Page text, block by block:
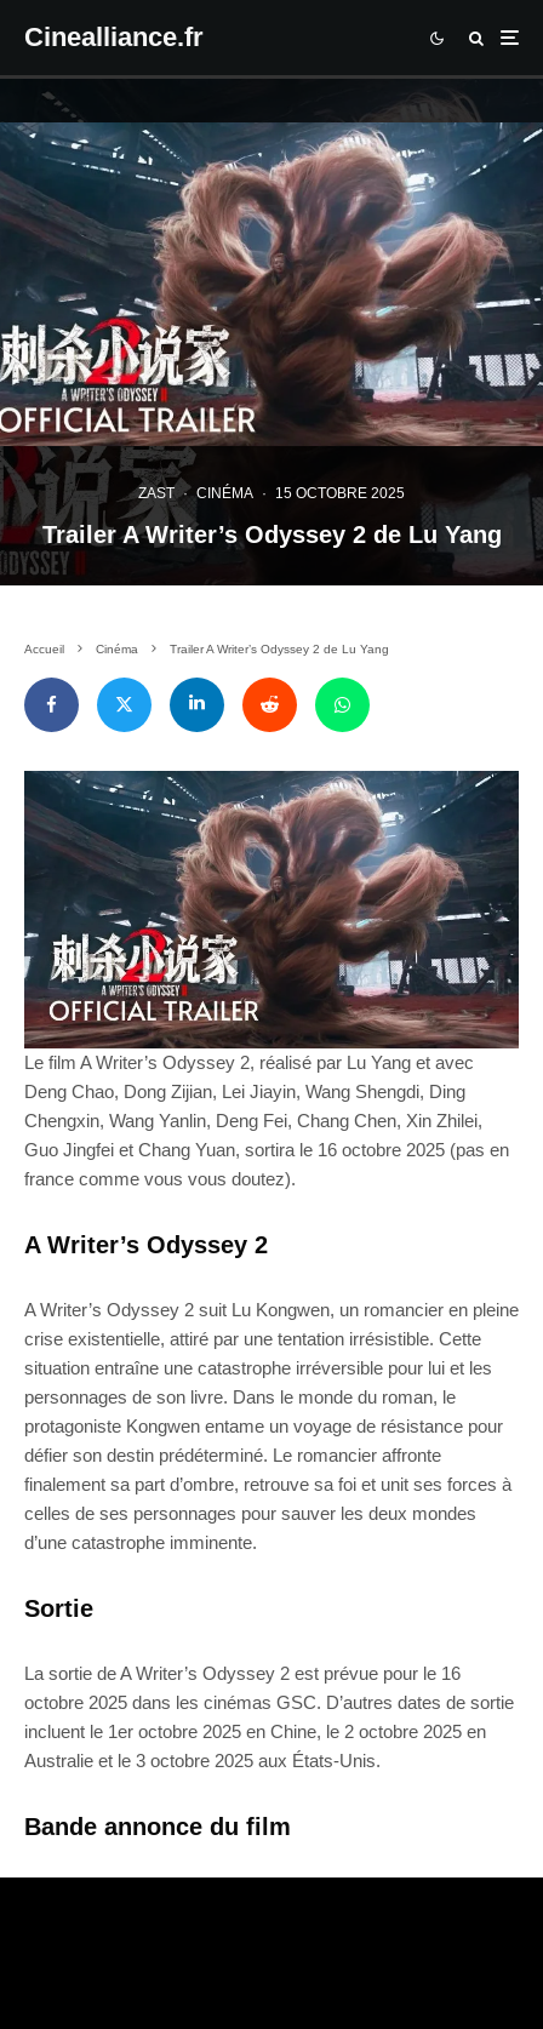
Cinealliance.fr
ZAST · CINÉMA · 15 OCTOBRE 2025
Trailer A Writer’s Odyssey 2 de Lu Yang
Accueil Cinéma Trailer A Writer’s Odyssey 2 de Lu Yang
Le film A Writer’s Odyssey 2, réalisé par Lu Yang et avec
Deng Chao, Dong Zijian, Lei Jiayin, Wang Shengdi, Ding
Chengxin, Wang Yanlin, Deng Fei, Chang Chen, Xin Zhilei,
Guo Jingfei et Chang Yuan, sortira le 16 octobre 2025 (pas en
france comme vous vous doutez).
A Writer’s Odyssey 2
A Writer’s Odyssey 2 suit Lu Kongwen, un romancier en pleine
crise existentielle, attiré par une tentation irrésistible. Cette
situation entraîne une catastrophe irréversible pour lui et les
personnages de son livre. Dans le monde du roman, le
protagoniste Kongwen entame un voyage de résistance pour
défier son destin prédéterminé. Le romancier affronte
finalement sa part d’ombre, retrouve sa foi et unit ses forces à
celles de ses personnages pour sauver les deux mondes
d’une catastrophe imminente.
Sortie
La sortie de A Writer’s Odyssey 2 est prévue pour le 16
octobre 2025 dans les cinémas GSC. D’autres dates de sortie
incluent le 1er octobre 2025 en Chine, le 2 octobre 2025 en
Australie et le 3 octobre 2025 aux États-Unis.
Bande annonce du film